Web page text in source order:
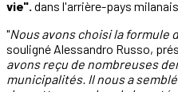
vie". dans l'arrière-pays
"Nous avons choisi la formule
souligné Alessandro Russo,
avons reçu de nombreuses
municipalités. Il nous a